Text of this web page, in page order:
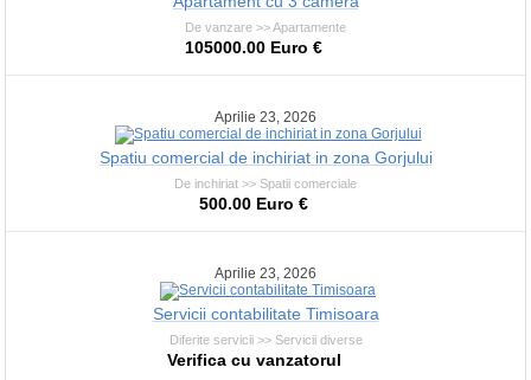
De vanzare >> Apartamente
105000.00 Euro €
Aprilie 23, 2026
Spatiu comercial de inchiriat in zona Gorjului
De inchiriat >> Spatii comerciale
500.00 Euro €
Aprilie 23, 2026
Servicii contabilitate Timisoara
Diferite servicii >> Servicii diverse
Verifica cu vanzatorul